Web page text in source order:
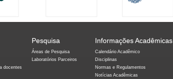
docentes
Pesquisa
Áreas de Pesquisa
Laboratórios Parceiros
Informações Acadêmicas
Calendário Acadêmico
Disciplinas
Normas e Regulamentos
Notícias Acadêmicas